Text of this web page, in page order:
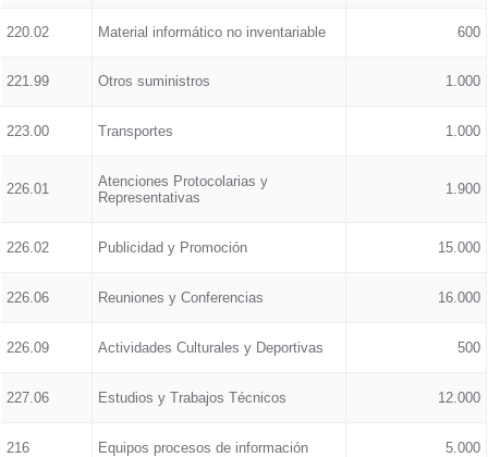
220.02 Material informático no inventariable 600
221.99 Otros suministros 1.000
223.00 Transportes 1.000
226.01
Atenciones Protocolarias y
Representativas
1.900
226.02 Publicidad y Promoción 15.000
226.06 Reuniones y Conferencias 16.000
226.09 Actividades Culturales y Deportivas 500
227.06 Estudios y Trabajos Técnicos 12.000
216 Equipos procesos de información 5.000